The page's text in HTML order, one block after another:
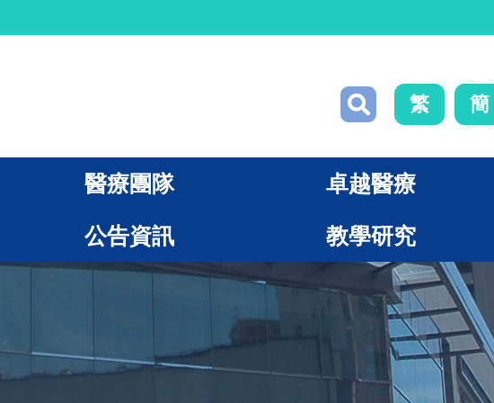
繁 簡
醫療團隊 卓越醫療
公告資訊 教學研究